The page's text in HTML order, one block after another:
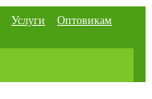
Услуги
Оптовикам